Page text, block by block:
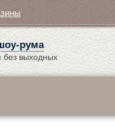
рума
без выходных